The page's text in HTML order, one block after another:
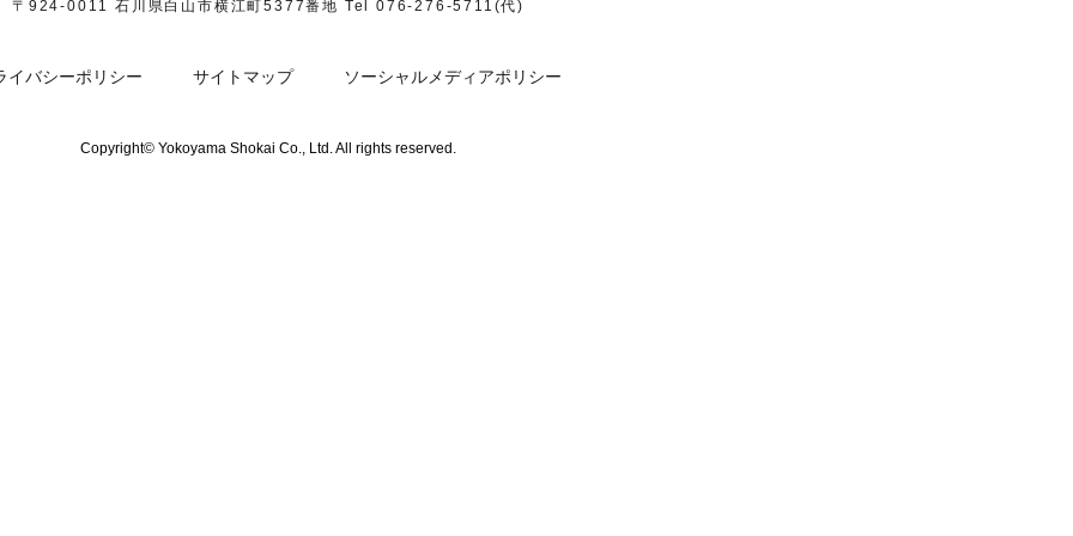
〒924-0011 石川県白山市横江町5377番地 Tel 076-276-5711(代)
イバシーポリシー サイトマップ ソーシャルメディアポリシー
Copyright© Yokoyama Shokai Co., Ltd. All rights reserved.